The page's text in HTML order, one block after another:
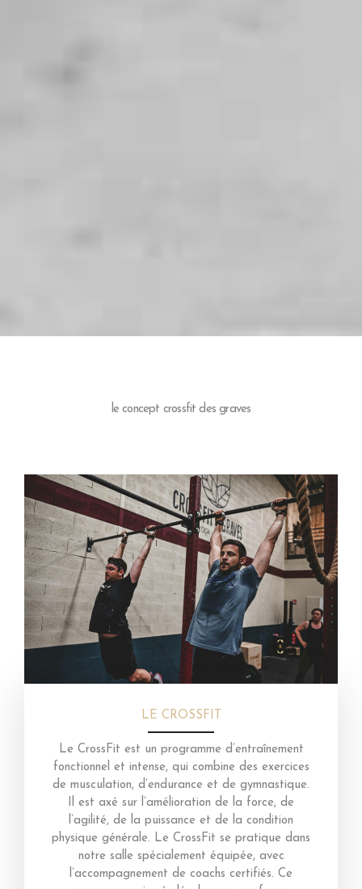
le concept crossfit des graves
LE CROSSFIT
Le CrossFit est un programme d’entraînement
fonctionnel et intense, qui combine des exercices
de musculation, d’endurance et de gymnastique.
Il est axé sur l’amélioration de la force, de
l’agilité, de la puissance et de la condition
physique générale. Le CrossFit se pratique dans
notre salle spécialement équipée, avec
l’accompagnement de coachs certifiés. Ce